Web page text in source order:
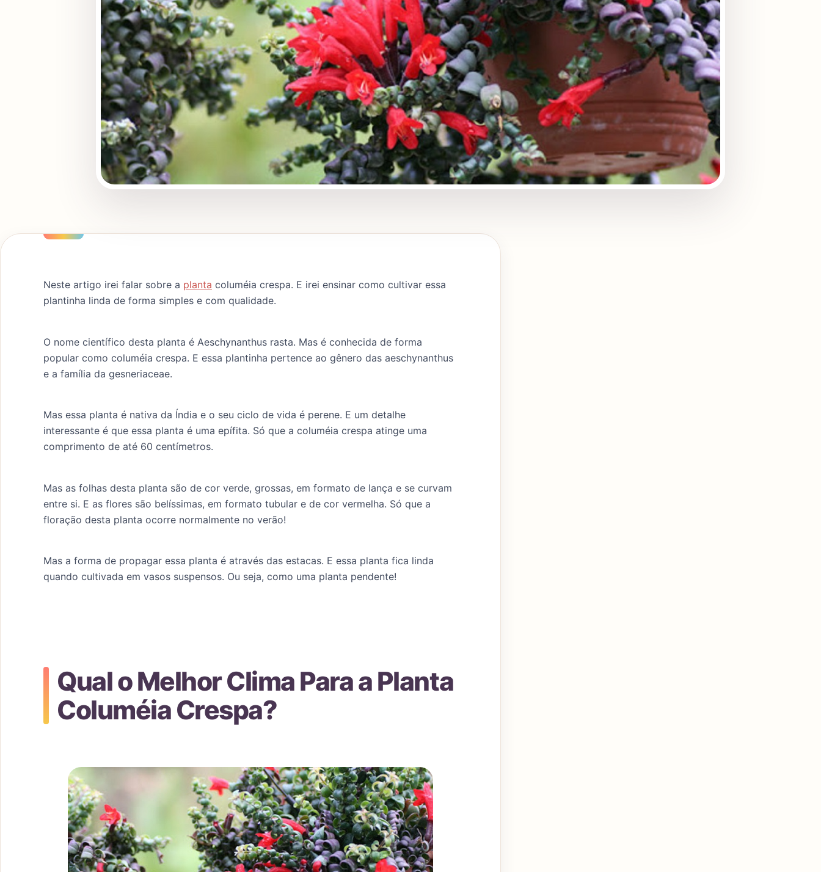
Neste artigo irei falar sobre a planta columéia crespa. E irei ensinar como cultivar essa
plantinha linda de forma simples e com qualidade.
O nome científico desta planta é Aeschynanthus rasta. Mas é conhecida de forma
popular como columéia crespa. E essa plantinha pertence ao gênero das aeschynanthus
e a família da gesneriaceae.
Mas essa planta é nativa da Índia e o seu ciclo de vida é perene. E um detalhe
interessante é que essa planta é uma epífita. Só que a columéia crespa atinge uma
comprimento de até 60 centímetros.
Mas as folhas desta planta são de cor verde, grossas, em formato de lança e se curvam
entre si. E as flores são belíssimas, em formato tubular e de cor vermelha. Só que a
floração desta planta ocorre normalmente no verão!
Mas a forma de propagar essa planta é através das estacas. E essa planta fica linda
quando cultivada em vasos suspensos. Ou seja, como uma planta pendente!
Qual o Melhor Clima Para a Planta
Columéia Crespa?